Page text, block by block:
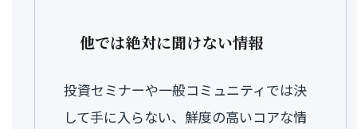
他では絶対に聞けない情報
投資セミナーや一般コミュニティでは決
して手に入らない、鮮度の高いコアな情